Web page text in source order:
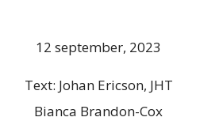
12 september, 2023
Text: Johan Ericson, JHT
Bianca Brandon-Cox